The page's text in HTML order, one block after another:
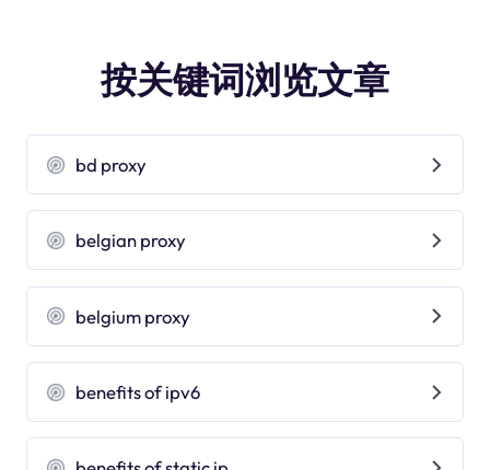
按关键词浏览文章
bd proxy
belgian proxy
belgium proxy
benefits of ipv6